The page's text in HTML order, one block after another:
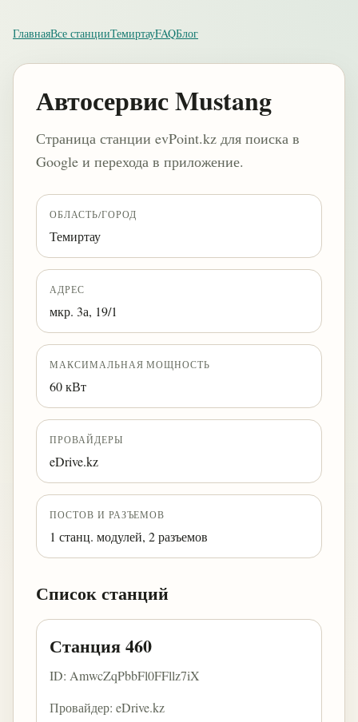
ГлавнаяВсе станцииТемиртауFAQБлог
Автосервис Mustang
Страница станции evPoint.kz для поиска в
Google и перехода в приложение.
ОБЛАСТЬ/ГОРОД
Темиртау
АДРЕС
​мкр. 3а, 19/1
МАКСИМАЛЬНАЯ МОЩНОСТЬ
60 кВт
ПРОВАЙДЕРЫ
eDrive.kz
ПОСТОВ И РАЗЪЕМОВ
1 станц. модулей, 2 разъемов
Список станций
Станция 460
ID: AmwcZqPbbFl0FFllz7iX
Провайдер: eDrive.kz